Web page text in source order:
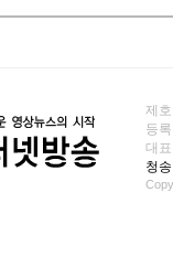
제
등
대표
청